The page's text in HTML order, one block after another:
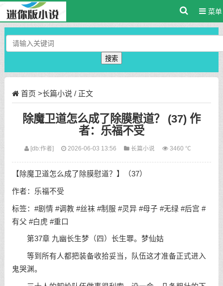
菜单
搜索
首页 >长篇小说 / 正文
除魔卫道怎么成了除膜慰道？ (37) 作
者：乐福不受
[db:作者] 2026-06-03 13:56 长篇小说 3460 ℃
【除魔卫道怎么成了除膜慰道？】（37）
作者：乐福不受
标签：#剧情 #调教 #丝袜 #制服 #灵异 #母子 #无绿 #后宫 #
有父 #白虎 #重口
第37章 九幽长生梦（四）长生罪。梦仙姑
等到所有人都把装备收拾妥当，队伍这才准备正式进入
鬼哭渊。